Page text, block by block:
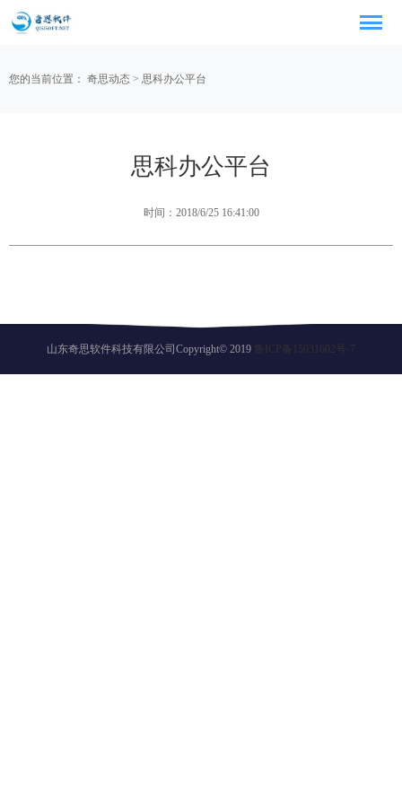
您的当前位置： 奇思动态 > 思科办公平台
思科办公平台
时间：2018/6/25 16:41:00
山东奇思软件科技有限公司Copyright© 2019 鲁ICP备15031602号-7